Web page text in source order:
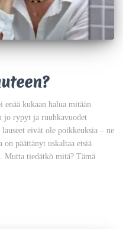
enää kukaan halua mitään
jo rypyt ja ruuhkavuodet
eivät ole poikkeuksia – ne
päättänyt uskaltaa etsiä
Mutta tiedätkö mitä? Tämä